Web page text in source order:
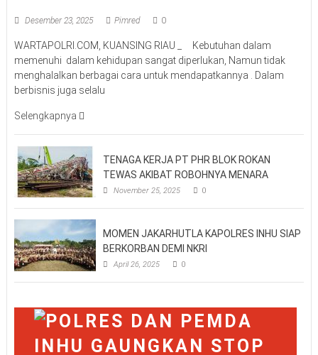
Desember 23, 2025 Pimred 0
WARTAPOLRI.COM, KUANSING RIAU _ Kebutuhan dalam
memenuhi dalam kehidupan sangat diperlukan, Namun tidak
menghalalkan berbagai cara untuk mendapatkannya . Dalam
berbisnis juga selalu
Selengkapnya
TENAGA KERJA PT PHR BLOK ROKAN
TEWAS AKIBAT ROBOHNYA MENARA
November 25, 2025 0
MOMEN JAKARHUTLA KAPOLRES INHU SIAP
BERKORBAN DEMI NKRI
April 26, 2025 0